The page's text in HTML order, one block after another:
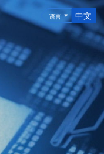
语言 中文